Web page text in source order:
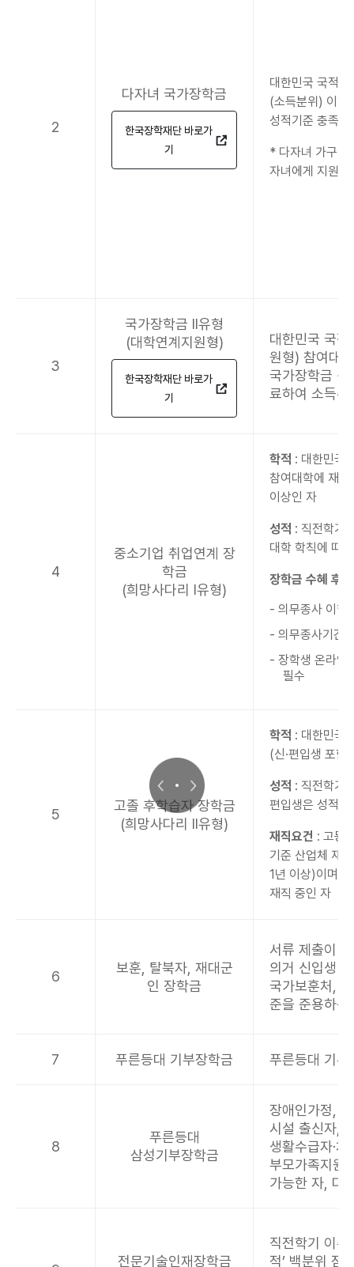
2
다자녀 국가장학금
한국장학재단 바로가
기
대한민국 국적
(소득분위) 이하
성적기준 충족
* 다자녀 가구(
자녀에게 지원
3
국가장학금 ll유형
(대학연계지원형)
한국장학재단 바로가
기
대한민국 국
원형) 참여대
국가장학금
료하여 소득수
4
중소기업 취업연계 장
학금
(희망사다리 l유형)
학적 : 대한민국
참여대학에 재
이상인 자
성적 : 직전학기
대학 학칙에 따
장학금 수혜 후
- 의무종사 이행
- 의무종사기간
- 장학생 온라인
필수
5
고졸 후학습자 장학금
(희망사다리 ll유형)
학적 : 대한민국
(신·편입생 포함)
성적 : 직전학기
편입생은 성적
재직요건 : 고등
기준 산업체 재
1년 이상)이며,
재직 중인 자
6
보훈, 탈북자, 재대군
인 장학금
서류 제출이
의거 신입생
국가보훈처,
준을 준용하는
7 푸른등대 기부장학금 푸른등대 기
8
푸른등대
삼성기부장학금
장애인가정,
시설 출신자,
생활수급자·
부모가족지원
가능한 자, 다
전문기술인재장학금
직전학기 이수
적’ 백분위 점